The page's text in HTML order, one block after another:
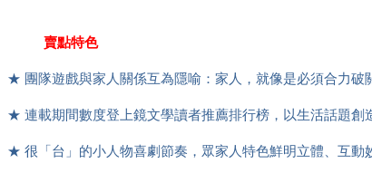
賣點特色
★ 團隊遊戲與家人關係互為隱喻：家人，就像是必須合力破
★ 連載期間數度登上鏡文學讀者推薦排行榜，以生活話題創
★ 很「台」的小人物喜劇節奏，眾家人特色鮮明立體、互動